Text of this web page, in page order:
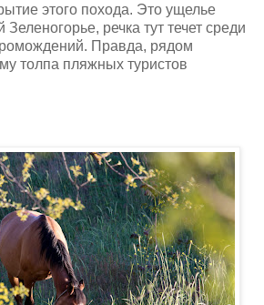
этого похода. Это ущелье
речка тут течет среди
Правда, рядом
толпа пляжных туристов